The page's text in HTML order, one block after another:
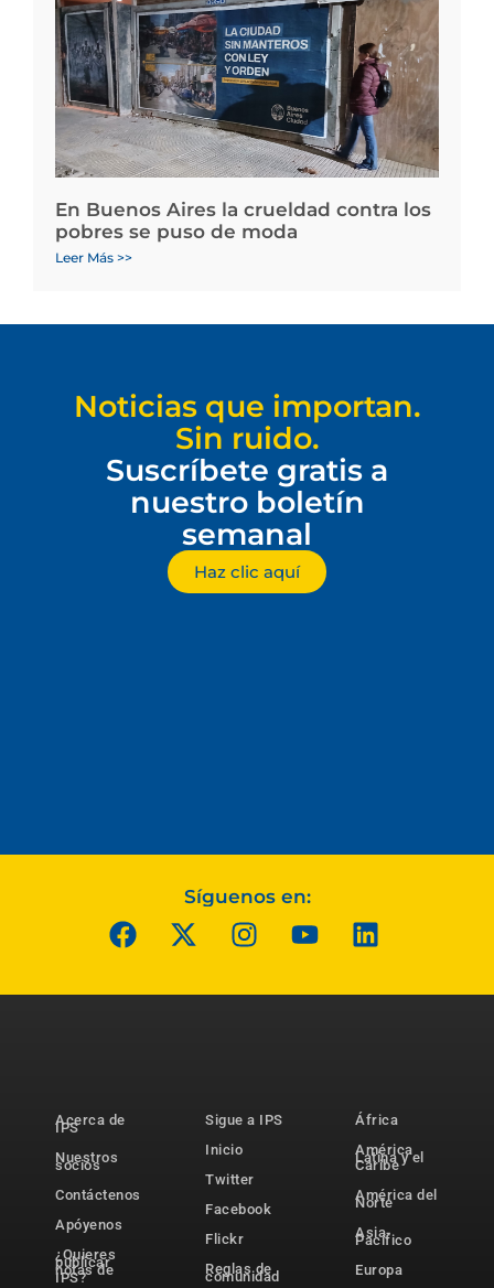
En Buenos Aires la crueldad contra los
pobres se puso de moda
Leer Más >>
Noticias que importan.
Sin ruido.
Suscríbete gratis a
nuestro boletín
semanal
Haz clic aquí
Síguenos en:
Acerca de
IPS
Nuestros
socios
Contáctenos
Apóyenos
¿Quieres
publicar
notas de
IPS?
Sigue a IPS
Inicio
Twitter
Facebook
Flickr
Reglas de
comunidad
África
América
Latina y el
Caribe
América del
Norte
Asia-
Pacífico
Europa